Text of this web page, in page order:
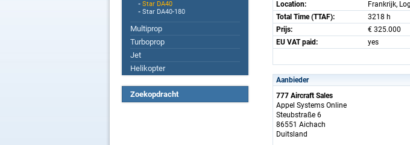
- Star DA40
- Star DA40-180
Multiprop
Turboprop
Jet
Helikopter
Zoekopdracht
Location:
Frankrijk,
Total Time (TTAF):
3218 h
Prijs:
€ 325.000
EU VAT paid:
yes
Aanbieder
777 Aircraft Sales
Appel Systems Online
Steubstraße 6
86551 Aichach
Duitsland